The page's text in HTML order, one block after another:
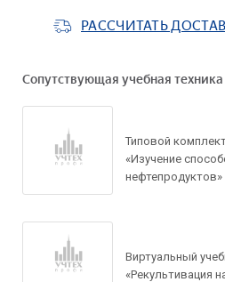
РАССЧИТАТЬ
Сопутствующая учебная
Типовой
«Изучение
нефтепродуктов»
Виртуальный
«Рекультивация
Запросить
Ваше имя*
Задать
товару
Ваш e-mail*
Рассчитать
Ваше имя*